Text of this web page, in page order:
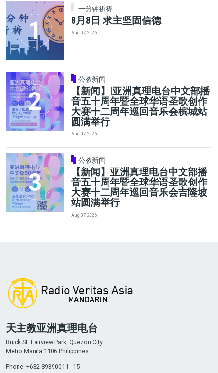
一分钟祈祷
8月8日 求主坚固信德
Aug 07, 2026
公教新闻
【新闻】|亚洲真理电台中文部播
音五十周年暨全球华语圣歌创作
大赛十二周年巡回音乐会槟城站
圆满举行
Aug 07, 2026
公教新闻
【新闻】亚洲真理电台中文部播
音五十周年暨全球华语圣歌创作
大赛十二周年巡回音乐会吉隆坡
站圆满举行
Aug 07, 2026
天主教亚洲真理电台
Buick St. Fairview Park, Quezon City
Metro Manila 1106 Philippines
Phone: +632 89390011 - 15